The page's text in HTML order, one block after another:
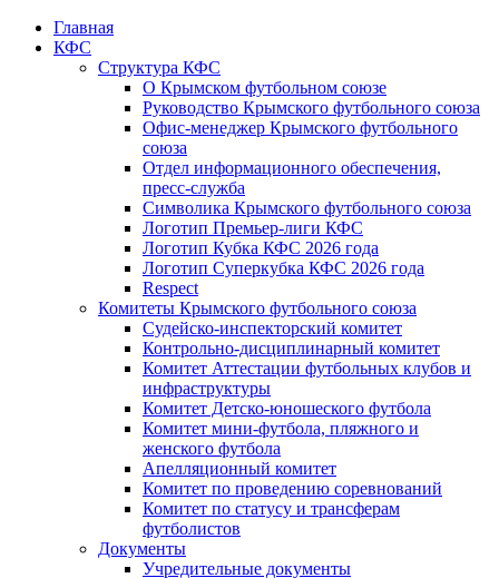
Главная
КФС
Структура КФС
О Крымском футбольном союзе
Руководство Крымского футбольного союза
Офис-менеджер Крымского футбольного
союза
Отдел информационного обеспечения,
пресс-служба
Символика Крымского футбольного союза
Логотип Премьер-лиги КФС
Логотип Кубка КФС 2026 года
Логотип Суперкубка КФС 2026 года
Respect
Комитеты Крымского футбольного союза
Судейско-инспекторский комитет
Контрольно-дисциплинарный комитет
Комитет Аттестации футбольных клубов и
инфраструктуры
Комитет Детско-юношеского футбола
Комитет мини-футбола, пляжного и
женского футбола
Апелляционный комитет
Комитет по проведению соревнований
Комитет по статусу и трансферам
футболистов
Документы
Учредительные документы